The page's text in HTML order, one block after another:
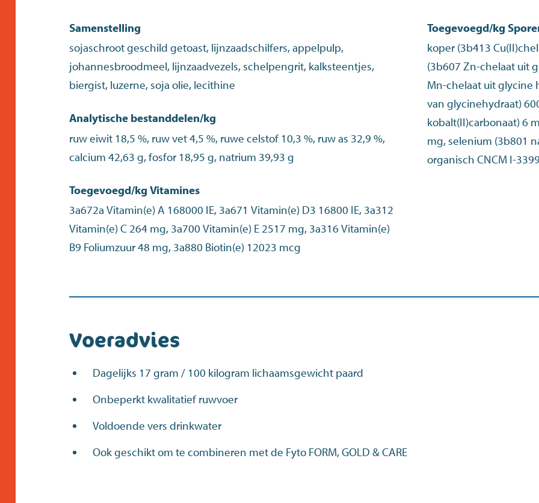
Samenstelling
sojaschroot geschild getoast, lijnzaadschilfers, appelpulp,
johannesbroodmeel, lijnzaadvezels, schelpengrit, kalksteentjes,
biergist, luzerne, soja olie, lecithine
Analytische bestanddelen/kg
ruw eiwit 18,5 %, ruw vet 4,5 %, ruwe celstof 10,3 %, ruw as 32,9 %,
calcium 42,63 g, fosfor 18,95 g, natrium 39,93 g
Toegevoegd/kg Vitamines
3a672a Vitamin(e) A 168000 IE, 3a671 Vitamin(e) D3 16800 IE, 3a312
Vitamin(e) C 264 mg, 3a700 Vitamin(e) E 2517 mg, 3a316 Vitamin(e)
B9 Foliumzuur 48 mg, 3a880 Biotin(e) 12023 mcg
Toegevoegd/kg
koper (3b413
(3b607 Zn-chelaat uit
Mn-chelaat uit glycine
van glycinehydraat) 600 mg,
kobalt(II)carbonaat) 6
mg, selenium (3b801
organisch CNCM I-
Voeradvies
Dagelijks 17 gram / 100 kilogram lichaamsgewicht paard
Onbeperkt kwalitatief ruwvoer
Voldoende vers drinkwater
Ook geschikt om te combineren met de Fyto FORM, GOLD & CARE